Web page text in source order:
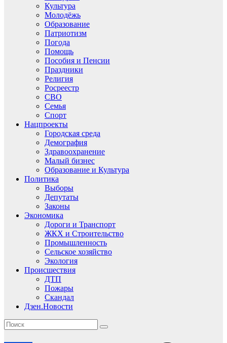
Культура
Молодёжь
Образование
Патриотизм
Погода
Помощь
Пособия и Пенсии
Праздники
Религия
Росреестр
СВО
Семья
Спорт
Нацпроекты
Городская среда
Демография
Здравоохранение
Малый бизнес
Образование и Культура
Политика
Выборы
Депутаты
Законы
Экономика
Дороги и Транспорт
ЖКХ и Строительство
Промышленность
Сельское хозяйство
Экология
Происшествия
ДТП
Пожары
Скандал
Дзен.Новости